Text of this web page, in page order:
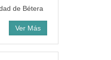
de Bétera
Ver Más